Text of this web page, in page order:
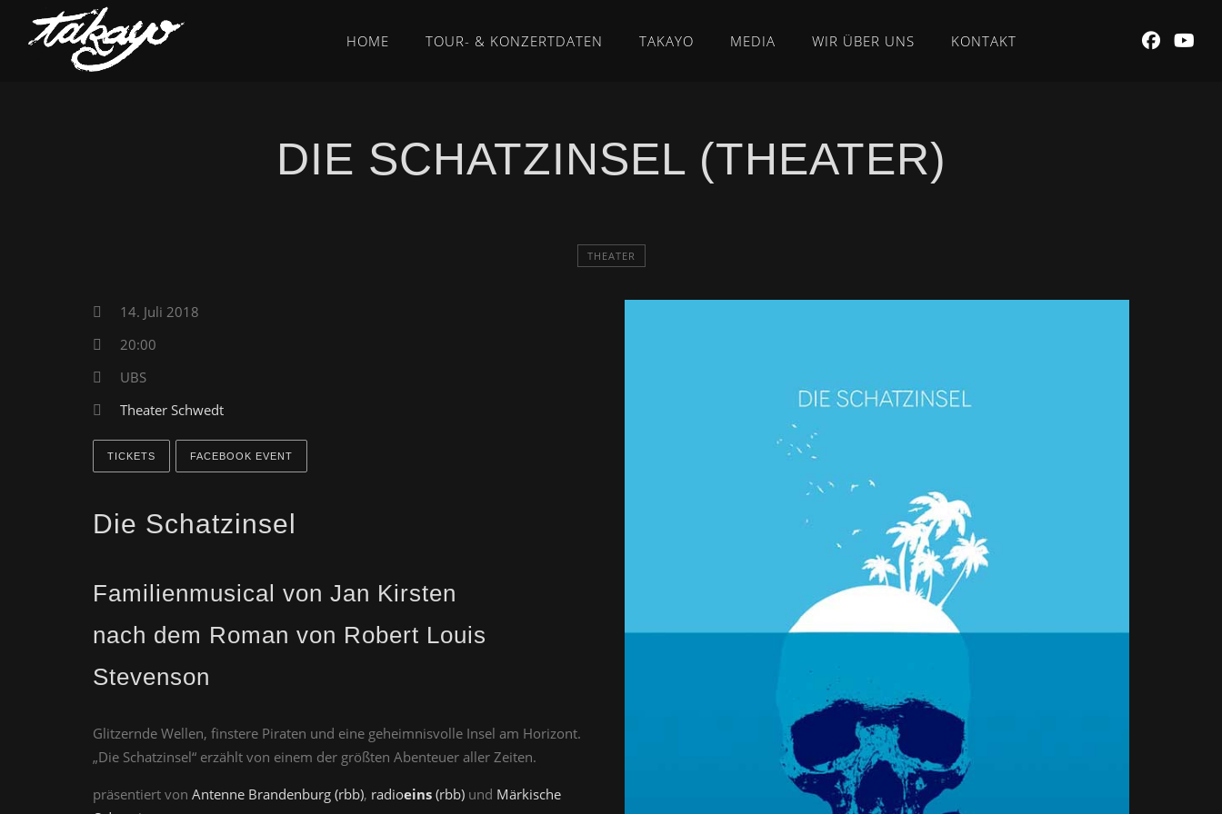
HOME TOUR- & KONZERTDATEN TAKAYO MEDIA WIR ÜBER UNS KONTAKT
DIE SCHATZINSEL (THEATER)
THEATER
14. Juli 2018
20:00
UBS
Theater Schwedt
TICKETS FACEBOOK EVENT
Die Schatzinsel
Familienmusical von Jan Kirsten
nach dem Roman von Robert Louis
Stevenson
Glitzernde Wellen, finstere Piraten und eine geheimnisvolle Insel am Horizont.
„Die Schatzinsel“ erzählt von einem der größten Abenteuer aller Zeiten.
präsentiert von Antenne Brandenburg (rbb), radioeins (rbb) und Märkische